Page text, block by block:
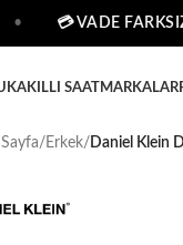
💳 VADE FARKSIZ
AKILLI SAATMARKALAR
/ Erkek/ Daniel Klein